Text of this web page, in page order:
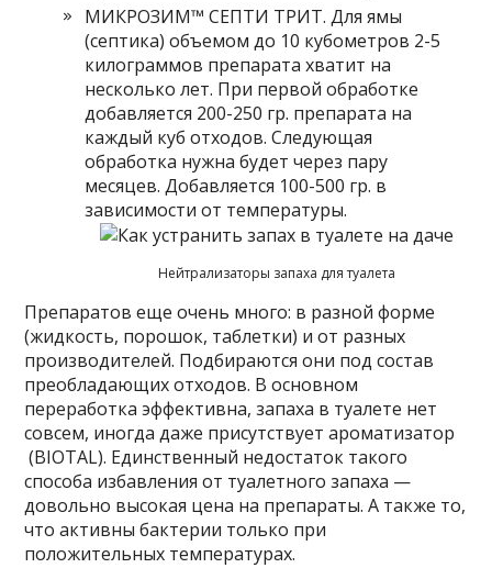
МИКРОЗИМ™ CЕПТИ ТРИТ. Для ямы
(септика) объемом до 10 кубометров 2-5
килограммов препарата хватит на
несколько лет. При первой обработке
добавляется 200-250 гр. препарата на
каждый куб отходов. Следующая
обработка нужна будет через пару
месяцев. Добавляется 100-500 гр. в
зависимости от температуры.
Нейтрализаторы запаха для туалета
Препаратов еще очень много: в разной форме
(жидкость, порошок, таблетки) и от разных
производителей. Подбираются они под состав
преобладающих отходов. В основном
переработка эффективна, запаха в туалете нет
совсем, иногда даже присутствует ароматизатор
(BIOTAL). Единственный недостаток такого
способа избавления от туалетного запаха —
довольно высокая цена на препараты. А также то,
что активны бактерии только при
положительных температурах.